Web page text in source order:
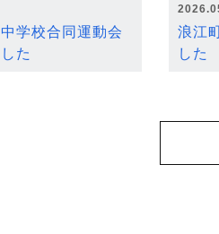
学校合同運動会
た
浪江
した